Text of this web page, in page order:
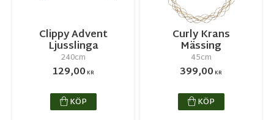
Clippy Advent
Ljusslinga
240cm
129,00KR
KÖP
Curly Krans
Mässing
45cm
399,00KR
KÖP